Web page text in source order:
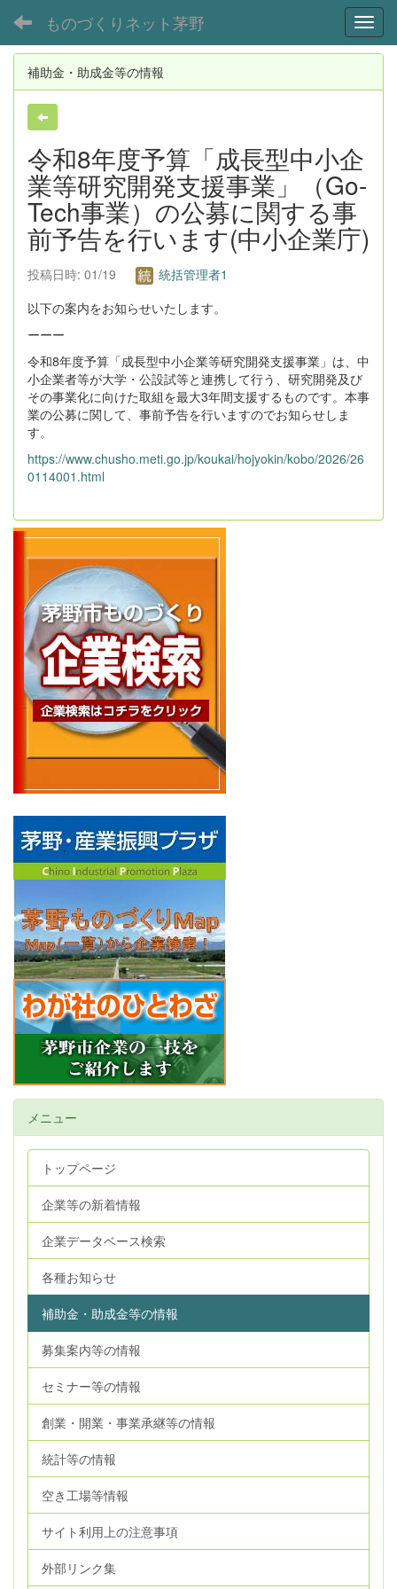
ものづくりネット茅野
補助金・助成金等の情報
令和8年度予算「成長型中小企
業等研究開発支援事業」（Go-
Tech事業）の公募に関する事
前予告を行います(中小企業庁)
投稿日時: 01/19
統括管理者1
以下の案内をお知らせいたします。
ーーー
令和8年度予算「成長型中小企業等研究開発支援事業」は、中
小企業者等が大学・公設試等と連携して行う、研究開発及び
その事業化に向けた取組を最大3年間支援するものです。本事
業の公募に関して、事前予告を行いますのでお知らせしま
す。
https://www.chusho.meti.go.jp/koukai/hojyokin/kobo/2026/26
0114001.html
メニュー
トップページ
企業等の新着情報
企業データベース検索
各種お知らせ
補助金・助成金等の情報
募集案内等の情報
セミナー等の情報
創業・開業・事業承継等の情報
統計等の情報
空き工場等情報
サイト利用上の注意事項
外部リンク集